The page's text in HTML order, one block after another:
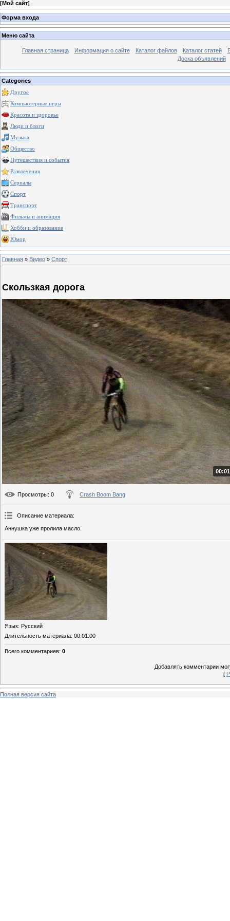
[Мой сайт]
Форма входа
Меню сайта
Главная страница Информация о сайте Каталог файлов Каталог статей
Доска объявлений
Categories
Другое
Компьютерные игры
Красота и здоровье
Люди и блоги
Музыка
Общество
Путешествия и события
Развлечения
Сериалы
Спорт
Транспорт
Фильмы и анимация
Хобби и образование
Юмор
Главная » Видео » Спорт
Скользкая дорога
Просмотры: 0 Crash Boom Bang
Описание материала:
Аннушка уже пролила масло.
Язык: Русский
Длительность материала: 00:01:00
Всего комментариев: 0
Добавлять комментарии
[
Полная версия сайта